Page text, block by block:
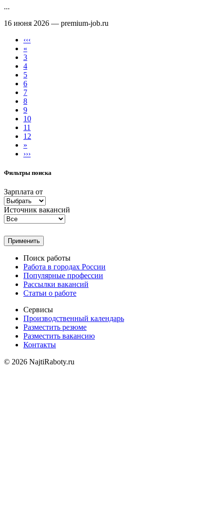
...
16 июня 2026 — premium-job.ru
‹‹‹
«
3
4
5
6
7
8
9
10
11
12
»
›››
Фильтры поиска
Зарплата от
Источник вакансий
Применить
Поиск работы
Работа в городах России
Популярные профессии
Рассылки вакансий
Статьи о работе
Сервисы
Производственный календарь
Разместить резюме
Разместить вакансию
Контакты
© 2026 NajtiRaboty.ru